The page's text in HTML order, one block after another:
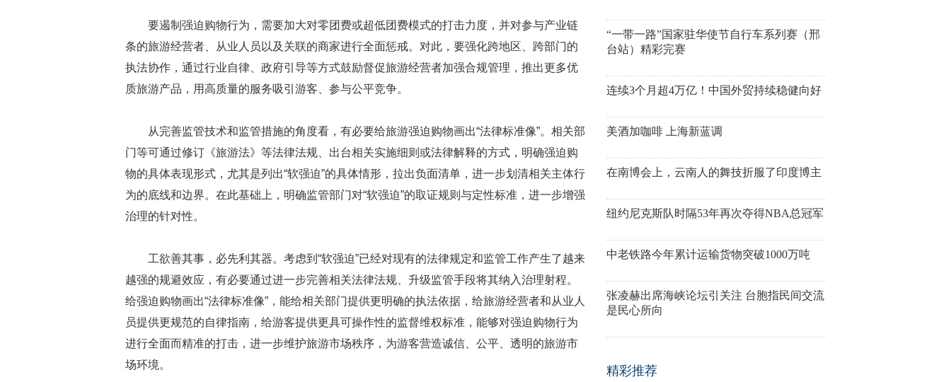
要遏制强迫购物行为，需要加大对零团费或超低团费模式的打击力度，并对参与产业链
条的旅游经营者、从业人员以及关联的商家进行全面惩戒。对此，要强化跨地区、跨部门的
执法协作，通过行业自律、政府引导等方式鼓励督促旅游经营者加强合规管理，推出更多优
质旅游产品，用高质量的服务吸引游客、参与公平竞争。
从完善监管技术和监管措施的角度看，有必要给旅游强迫购物画出“法律标准像”。相关部
门等可通过修订《旅游法》等法律法规、出台相关实施细则或法律解释的方式，明确强迫购
物的具体表现形式，尤其是列出“软强迫”的具体情形，拉出负面清单，进一步划清相关主体行
为的底线和边界。在此基础上，明确监管部门对“软强迫”的取证规则与定性标准，进一步增强
治理的针对性。
工欲善其事，必先利其器。考虑到“软强迫”已经对现有的法律规定和监管工作产生了越来
越强的规避效应，有必要通过进一步完善相关法律法规、升级监管手段将其纳入治理射程。
给强迫购物画出“法律标准像”，能给相关部门提供更明确的执法依据，给旅游经营者和从业人
员提供更规范的自律指南，给游客提供更具可操作性的监督维权标准，能够对强迫购物行为
进行全面而精准的打击，进一步维护旅游市场秩序，为游客营造诚信、公平、透明的旅游市
场环境。
“一带一路”国家驻华使节自行车系列赛（邢
台站）精彩完赛
连续3个月超4万亿！中国外贸持续稳健向好
美酒加咖啡 上海新蓝调
在南博会上，云南人的舞技折服了印度博主
纽约尼克斯队时隔53年再次夺得NBA总冠军
中老铁路今年累计运输货物突破1000万吨
张凌赫出席海峡论坛引关注 台胞指民间交流
是民心所向
精彩推荐